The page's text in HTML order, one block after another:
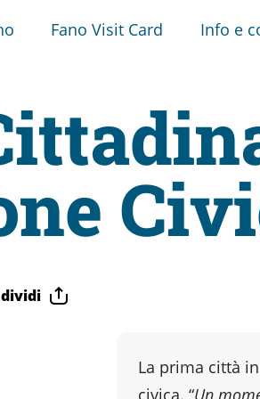
Fano Visit Card Info e
La prima città
civica. “Un